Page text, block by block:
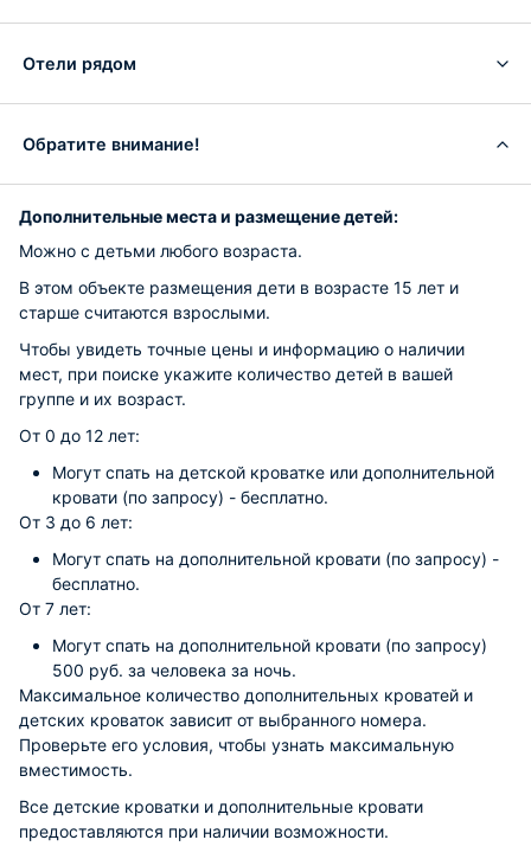
Отели рядом
Обратите внимание!
Дополнительные места и размещение детей:
Можно с детьми любого возраста.
В этом объекте размещения дети в возрасте 15 лет и
старше считаются взрослыми.
Чтобы увидеть точные цены и информацию о наличии
мест, при поиске укажите количество детей в вашей
группе и их возраст.
От 0 до 12 лет:
Могут спать на детской кроватке или дополнительной
кровати (по запросу) - бесплатно.
От 3 до 6 лет:
Могут спать на дополнительной кровати (по запросу) -
бесплатно.
От 7 лет:
Могут спать на дополнительной кровати (по запросу)
500 руб. за человека за ночь.
Максимальное количество дополнительных кроватей и
детских кроваток зависит от выбранного номера.
Проверьте его условия, чтобы узнать максимальную
вместимость.
Все детские кроватки и дополнительные кровати
предоставляются при наличии возможности.